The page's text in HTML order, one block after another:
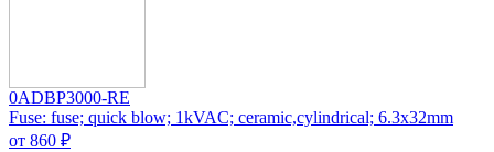
0ADBP3000-RE
Fuse: fuse; quick blow; 1kVAC; ceramic,cylindrical; 6.3x32mm
от 860 ₽